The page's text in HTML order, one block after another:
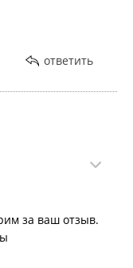
ответить
за ваш отзыв.